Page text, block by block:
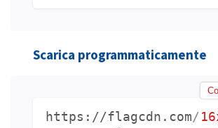
Scarica programmaticamente
https://flagcdn.com/